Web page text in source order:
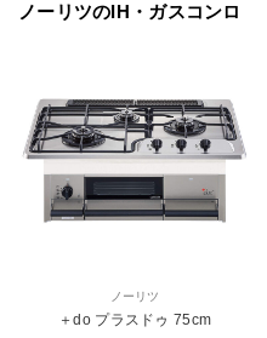
ノーリツのIH・ガスコンロ
ノーリツ
＋do プラスドゥ 75cm